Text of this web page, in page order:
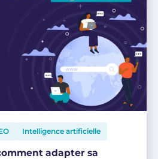
Intelligence artificielle
adapter sa